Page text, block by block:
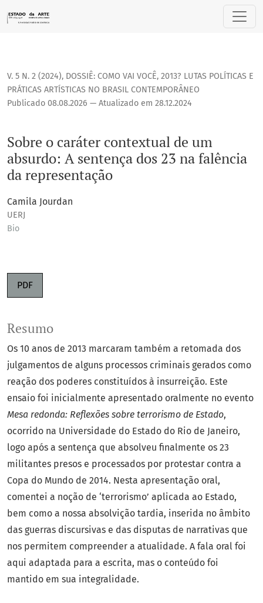
Sobre o caráter contextual de um absurdo: A sentença
V. 5 N. 2 (2024), DOSSIÊ: COMO VAI VOCÊ, 2013? LUTAS POLÍTICAS E
PRÁTICAS ARTÍSTICAS NO BRASIL CONTEMPORÂNEO
Sobre o caráter contextual de um
absurdo: A sentença dos 23 na falência
da representação
Publicado 08.08.2026 — Atualizado em 28.12.2024
Camila Jourdan
UERJ
Bio
PDF
Resumo
Os 10 anos de 2013 marcaram também a retomada dos
julgamentos de alguns processos criminais gerados como
reação dos poderes constituídos à insurreição. Este
ensaio foi inicialmente apresentado oralmente no evento
Mesa redonda: Reflexões sobre terrorismo de Estado,
ocorrido na Universidade do Estado do Rio de Janeiro,
logo após a sentença que absolveu finalmente os 23
militantes presos e processados por protestar contra a
Copa do Mundo de 2014. Nesta apresentação oral,
comentei a noção de ‘terrorismo’ aplicada ao Estado,
bem como a nossa absolvição tardia, inserida no âmbito
das guerras discursivas e das disputas de narrativas que
nos permitem compreender a atualidade. A fala oral foi
aqui adaptada para a escrita, mas o conteúdo foi
mantido em sua integralidade.